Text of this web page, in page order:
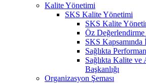
Kalite Yönetimi
SKS Kalite Yönetimi
SKS Kalite
Öz Değerlendirme
SKS
Sağlıkta
Sağlıkta Kalite
Başkanlığı
Organizasyon Şeması